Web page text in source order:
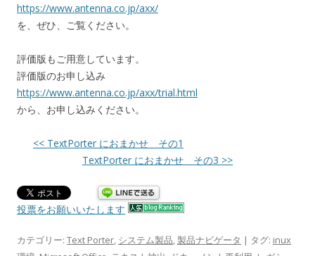
https://www.antenna.co.jp/axx/
を、ぜひ、ご覧ください。
評価版もご用意しています。
評価版のお申し込み
https://www.antenna.co.jp/axx/trial.html
から、お申し込みください。
<< TextPorter におまかせ その1
TextPorter におまかせ その3 >>
投票をお願いいたします
カテゴリー: Text Porter システム製品 製品ナビゲータ | タグ: inux